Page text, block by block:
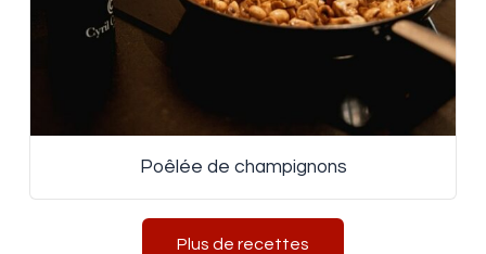
Poêlée de champignons
Plus de recettes